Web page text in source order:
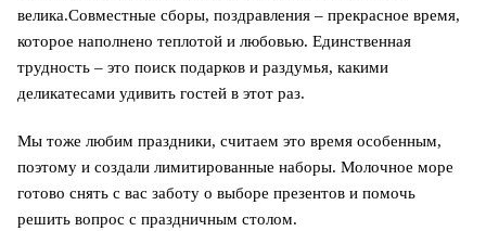
велика.Совместные сборы, поздравления – прекрасное время,
которое наполнено теплотой и любовью. Единственная
трудность – это поиск подарков и раздумья, какими
деликатесами удивить гостей в этот раз.
Мы тоже любим праздники, считаем это время особенным,
поэтому и создали лимитированные наборы. Молочное море
готово снять с вас заботу о выборе презентов и помочь
решить вопрос с праздничным столом.